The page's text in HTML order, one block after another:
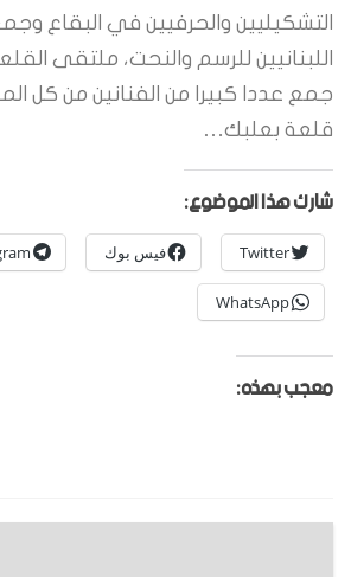
التشكيليين والحرفيين في البقاع
اللبنانيين للرسم والنحت، ملتقى
جمع عددا كبيرا من الفنانين من كل
قلعة بعلبك…
شارك هذا الموضوع:
Twitter فيس بوك
WhatsApp
معجب بهذه: